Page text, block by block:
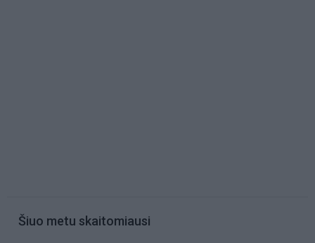
Šiuo metu skaitomiausi